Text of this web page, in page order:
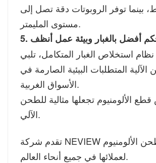
توفر الروبوتات دقة تصل إلى
مستوى المليمتر.
أفضل بالغبار وبيئة عمل أنظف
استخلاص الغبار المتكامل، تلبي
المتطلبات البيئية الصارمة في
الأسواق الغربية.
الألومنيوم تجعلها مثالية للطحن
الآلي.
تقدم شركة NEVIEW حلولاً مثبتة لطحن الألومنيوم
لعملائها في جميع أنحاء العالم.